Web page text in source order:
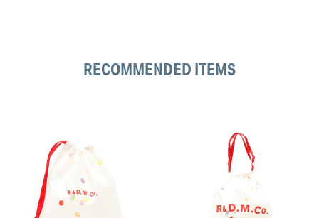
RECOMMENDED ITEMS